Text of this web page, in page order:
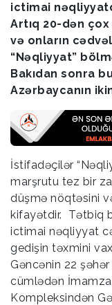
ictimai
Artıq 20-dən
və onların
“Nəqliyyat”
Bakıdan sonra
Azərbaycanın
İstifadəçilər
marşrutu tez bir
düşmə nöqtəsini
kifayətdir. Tətbiq
ictimai nəqliyyat
gedişin təxmini
Gəncənin 22
cümlədən
Kompleksindən